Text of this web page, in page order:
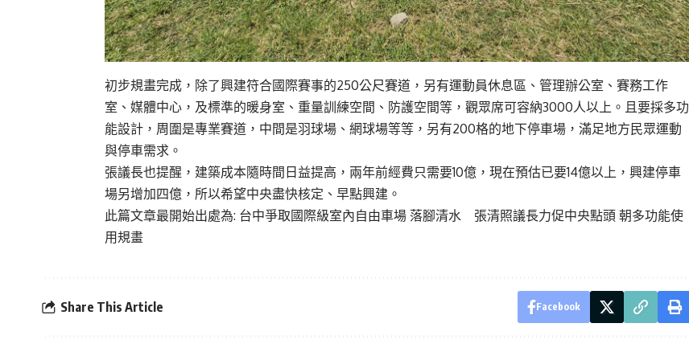
初步規畫完成，除了興建符合國際賽事的250公尺賽道，另有運動員休息區、管理辦公室、賽務工作
室、媒體中心，及標準的暖身室、重量訓練空間、防護空間等，觀眾席可容納3000人以上。且要採多功
能設計，周圍是專業賽道，中間是羽球場、網球場等等，另有200格的地下停車場，滿足地方民眾運動
與停車需求。
張議長也提醒，建築成本隨時間日益提高，兩年前經費只需要10億，現在預估已要14億以上，興建停車
場另增加四億，所以希望中央盡快核定、早點興建。
此篇文章最開始出處為: 台中爭取國際級室內自由車場 落腳清水 張清照議長力促中央點頭 朝多功能使
用規畫
Share This Article Facebook